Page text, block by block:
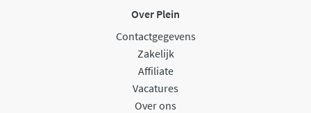
Over Plein
Contactgegevens
Zakelijk
Affiliate
Vacatures
Over ons